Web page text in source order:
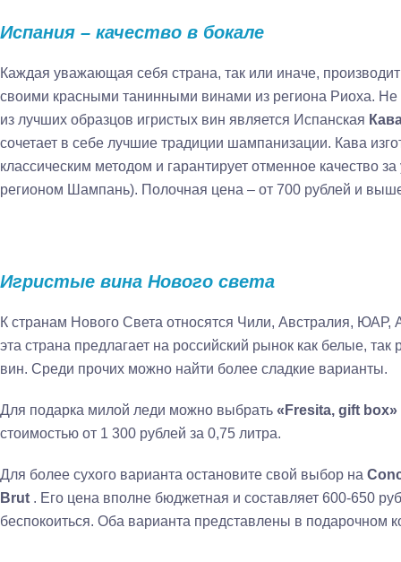
Испания – качество в бокале
Каждая уважающая себя страна, так или иначе,
своими красными танинными винами из региона Риоха. Не
из лучших образцов игристых вин является Испанская
сочетает в себе лучшие традиции шампанизации. Кава
классическим методом и гарантирует отменное качество
регионом Шампань). Полочная цена – от 700 рублей и
Игристые вина Нового света
К странам Нового Света относятся Чили, Австралия, ЮАР,
эта страна предлагает на российский рынок как белые,
вин. Среди прочих можно найти более сладкие варианты.
Для подарка милой леди можно выбрать «Fresita, gift box»
стоимостью от 1 300 рублей за 0,75 литра.
Для более сухого варианта остановите свой выбор на
Brut . Его цена вполне бюджетная и составляет 600-650
беспокоиться. Оба варианта представлены в подарочном